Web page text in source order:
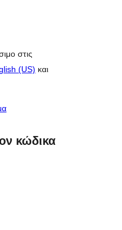
στις
(US) και
κώδικα